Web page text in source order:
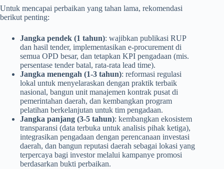
Untuk mencapai perbaikan yang tahan lama, rekomendasi
berikut penting:
Jangka pendek (1 tahun): wajibkan publikasi RUP
dan hasil tender, implementasikan e-procurement di
semua OPD besar, dan tetapkan KPI pengadaan (mis.
persentase tender batal, rata-rata lead time).
Jangka menengah (1-3 tahun): reformasi regulasi
lokal untuk menyelaraskan dengan praktik terbaik
nasional, bangun unit manajemen kontrak pusat di
pemerintahan daerah, dan kembangkan program
pelatihan berkelanjutan untuk tim pengadaan.
Jangka panjang (3-5 tahun): kembangkan ekosistem
transparansi (data terbuka untuk analisis pihak ketiga),
integrasikan pengadaan dengan perencanaan investasi
daerah, dan bangun reputasi daerah sebagai lokasi yang
terpercaya bagi investor melalui kampanye promosi
berdasarkan bukti perbaikan.